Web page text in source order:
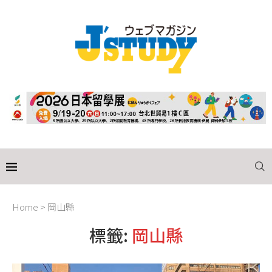
Home > 岡山縣
標籤: 岡山縣